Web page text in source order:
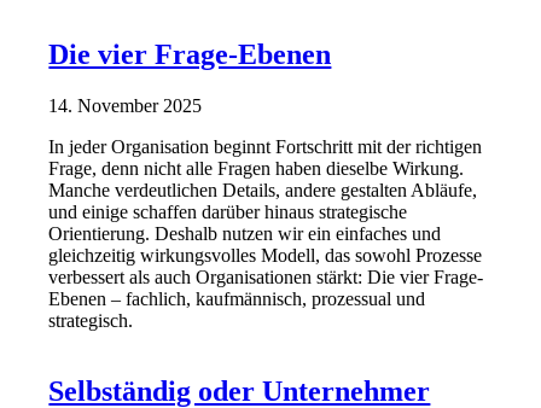
Die vier Frage-Ebenen
14. November 2025
In jeder Organisation beginnt Fortschritt mit der richtigen
Frage, denn nicht alle Fragen haben dieselbe Wirkung.
Manche verdeutlichen Details, andere gestalten Abläufe,
und einige schaffen darüber hinaus strategische
Orientierung. Deshalb nutzen wir ein einfaches und
gleichzeitig wirkungsvolles Modell, das sowohl Prozesse
verbessert als auch Organisationen stärkt: Die vier Frage-
Ebenen – fachlich, kaufmännisch, prozessual und
strategisch.
Selbständig oder Unternehmer